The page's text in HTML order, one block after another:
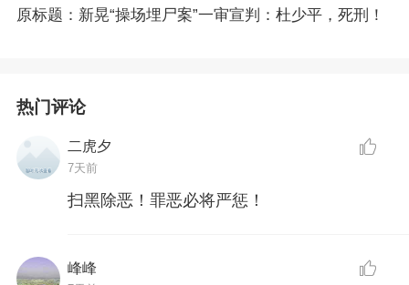
原标题：新晃“操场埋尸案”一审宣判：杜少平，死刑！
热门评论
二虎夕
7天前
扫黑除恶！罪恶必将严惩！
峰峰